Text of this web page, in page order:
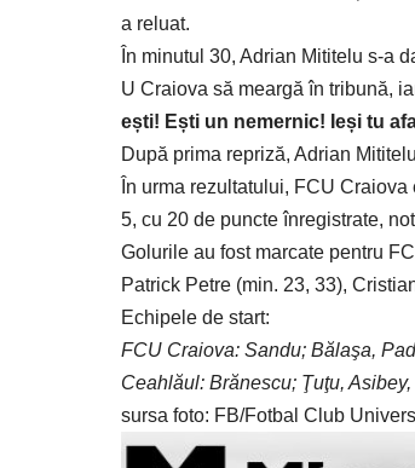
a reluat.
În minutul 30, Adrian Mititelu s-a
U Craiova să meargă în tribună,
ești! Ești un nemernic! Ieși tu
După prima repriză, Adrian
În urma rezultatului, FCU
5, cu 20 de puncte înregistrate,
Golurile au fost marcate pentru
Patrick Petre (min. 23, 33),
Echipele de start:
FCU Craiova: Sandu; Bălaşa,
Ceahlăul: Brănescu; Ţuţu,
sursa foto: FB/Fotbal Club